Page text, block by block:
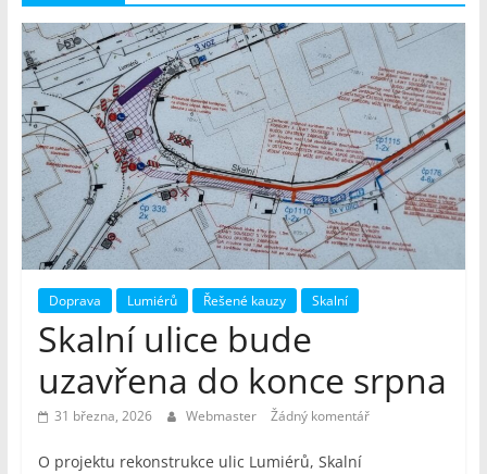
Doprava Lumiérů Řešené kauzy Skalní
Skalní ulice bude
uzavřena do konce srpna
31 března, 2026 Webmaster Žádný komentář
O projektu rekonstrukce ulic Lumiérů, Skalní